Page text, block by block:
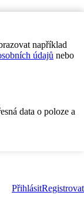
například
údajů nebo
data o poloze a
PřihlásitRegistrovat